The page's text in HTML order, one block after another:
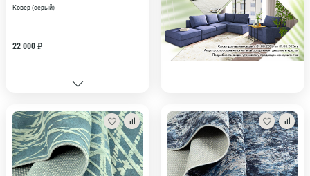
Ковер (серый)
22 000 ₽